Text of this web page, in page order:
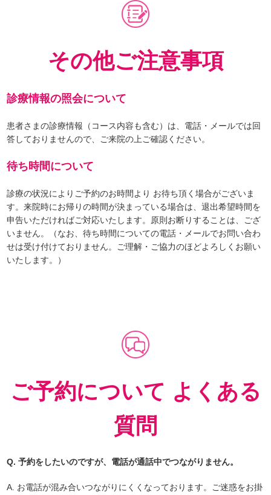
その他ご注意事項
診療情報の照会について
患者さまの診療情報（コース内容も含む）は、電話・メールでは回
答しておりませんので、ご来院の上ご確認ください。
待ち時間について
診療の状況によりご予約のお時間より お待ち頂く場合がございま
す。来院時にお帰りの時間が決まっている場合は、退出希望時間を
申告いただければご対応いたします。原則お断りすることは、ござ
いません。（なお、待ち時間についての電話・メールでお問い合わ
せは受け付けておりません。ご理解・ご協力のほどよろしくお願い
いたします。）
ご予約について よくある
質問
Q. 予約をしたいのですが、電話が通話中でつながりません。
A. お電話が混み合いつながりにくくなっております。ご迷惑をお掛